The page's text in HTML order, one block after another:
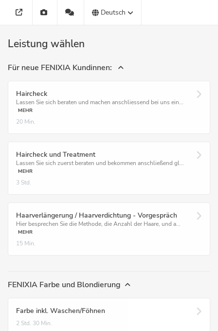
Deutsch
Leistung wählen
Für neue FENIXIA Kundinnen:
Haircheck
Lassen Sie sich beraten und machen anschliessend bei uns ein...
MEHR
20 Min.
Haircheck und Treatment
Lassen Sie sich zuerst beraten und bekommen anschließend gl...
MEHR
3 Std.
Haarverlängerung / Haarverdichtung - Vorgespräch
Hier besprechen Sie die Methode, die Anzahl der Haare, und a...
MEHR
15 Min.
FENIXIA Farbe und Blondierung
Farbe inkl. Waschen/Föhnen
2 Std. 30 Min.